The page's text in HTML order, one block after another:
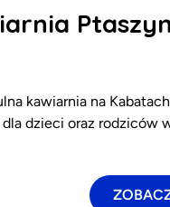
kawiarnia na
dzieci oraz rodziców